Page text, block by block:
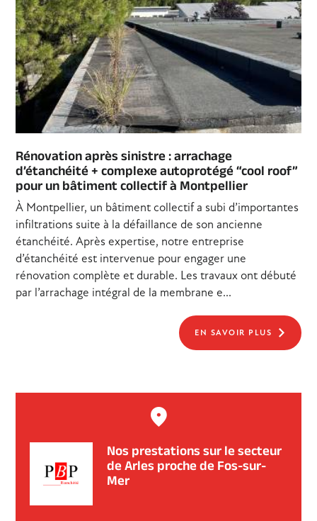
Rénovation après sinistre : arrachage
d’étanchéité + complexe autoprotégé “cool roof”
pour un bâtiment collectif à Montpellier
À Montpellier, un bâtiment collectif a subi d’importantes
infiltrations suite à la défaillance de son ancienne
étanchéité. Après expertise, notre entreprise
d’étanchéité est intervenue pour engager une
rénovation complète et durable. Les travaux ont débuté
par l’arrachage intégral de la membrane e...
EN SAVOIR PLUS
Nos prestations sur le secteur
de Arles proche de Fos-sur-
Mer